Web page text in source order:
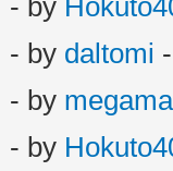
- by daltomi
- by
- by